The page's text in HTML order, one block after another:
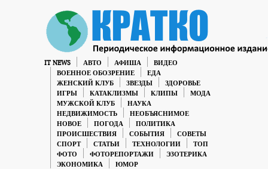
IT NEWS АВТО АФИША
ВИДЕО
ВОЕННОЕ ОБОЗРЕНИЕ
ЕДА
ЖЕНСКИЙ КЛУБ
ЗВЕЗДЫ
ЗДОРОВЬЕ
ИГРЫ
КАТАКЛИЗМЫ КЛИПЫ
МОДА
МУЖСКОЙ КЛУБ
НАУКА
НЕДВИЖИМОСТЬ
НЕОБЪЯСНИМОЕ
НОВОЕ
ПОГОДА
ПОЛИТИКА
ПРОИСШЕСТВИЯ
СОБЫТИЯ
СОВЕТЫ
СПОРТ
СТАТЬИ ТЕХНОЛОГИИ
ТОП
ФОТО
ФОТОРЕПОРТАЖИ
ЭЗОТЕРИКА
ЭКОНОМИКА
ЮМОР